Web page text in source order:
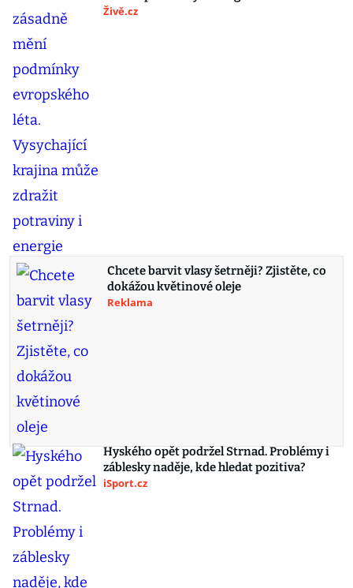
Živě.cz
Chcete barvit vlasy šetrněji? Zjistěte, co
dokážou květinové oleje
Reklama
Hyského opět podržel Strnad. Problémy i
záblesky naděje, kde hledat pozitiva?
iSport.cz